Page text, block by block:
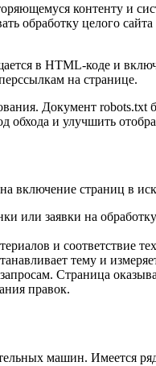
контенту и
обработку целого
в HTML-коде и
на странице.
Документ robots.txt
обхода и улучшить
включение страниц в
или заявки на
и соответствие
тему и
Страница
правок.
машин. Имеется